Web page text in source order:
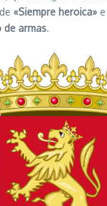
«Siempre heroica»
de armas.